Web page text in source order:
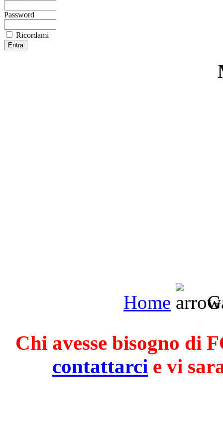
Password
Ricordami
Home
Chi avesse bisogno di
contattarci e vi